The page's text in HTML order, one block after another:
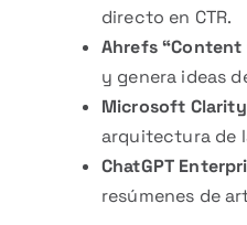
directo en CTR.
Ahrefs “Content
y genera ideas
Microsoft
arquitectura de
ChatGPT
resúmenes de